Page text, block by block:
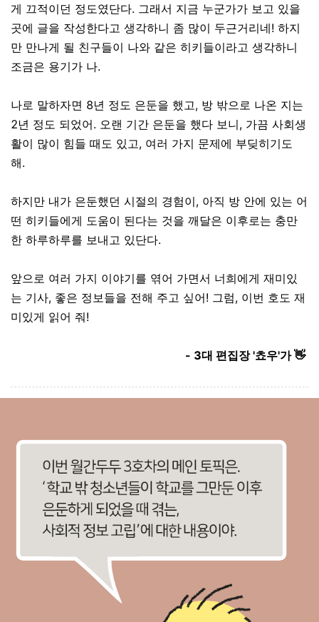
게 끄적이던 정도였단다. 그래서 지금 누군가가 보고 있을
곳에 글을 작성한다고 생각하니 좀 많이 두근거리네! 하지
만 만나게 될 친구들이 나와 같은 히키들이라고 생각하니
조금은 용기가 나.
나로 말하자면 8년 정도 은둔을 했고, 방 밖으로 나온 지는
2년 정도 되었어. 오랜 기간 은둔을 했다 보니, 가끔 사회생
활이 많이 힘들 때도 있고, 여러 가지 문제에 부딪히기도
해.
하지만 내가 은둔했던 시절의 경험이, 아직 방 안에 있는 어
떤 히키들에게 도움이 된다는 것을 깨달은 이후로는 충만
한 하루하루를 보내고 있단다.
앞으로 여러 가지 이야기를 엮어 가면서 너희에게 재미있
는 기사, 좋은 정보들을 전해 주고 싶어! 그럼, 이번 호도 재
미있게 읽어 줘!
- 3대 편집장 '쵸우'가 👋